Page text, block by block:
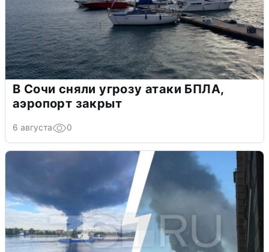
В Сочи сняли угрозу атаки БПЛА,
аэропорт закрыт
6 августа 0